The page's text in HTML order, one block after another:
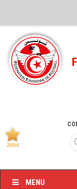
Feuille de match
FMI – 2022/2023
Ligue I –
Ligue I –
Ligue I –
MENU